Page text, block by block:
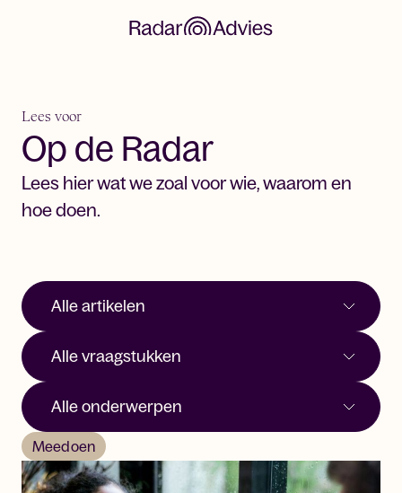
Lees voor
Op de Radar
Lees hier wat we zoal voor wie, waarom en
hoe doen.
Filter onderstaande artikelen op:
Type artikel. Nu gekozen: alle artikelen
Type vraagstuk. Nu gekozen: alle vraagstukken
Type onderwerp. Nu gekozen: alle onderwerpen
Meedoen